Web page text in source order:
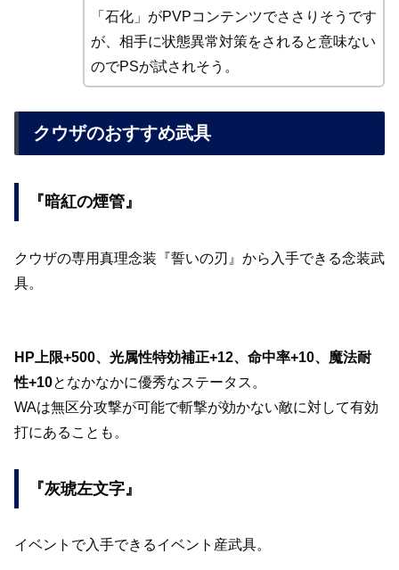
「石化」がPVPコンテンツでささりそうです
が、相手に状態異常対策をされると意味ない
のでPSが試されそう。
クウザのおすすめ武具
『暗紅の煙管』
クウザの専用真理念装『誓いの刃』から入手できる念装武
具。
HP上限+500、光属性特効補正+12、命中率+10、魔法耐
性+10となかなかに優秀なステータス。
WAは無区分攻撃が可能で斬撃が効かない敵に対して有効
打にあることも。
『灰琥左文字』
イベントで入手できるイベント産武具。